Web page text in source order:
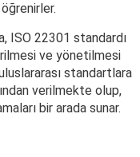
ISO 22301 standardı
ve yönetilmesi
standartlara
verilmekte olup,
bir arada sunar.